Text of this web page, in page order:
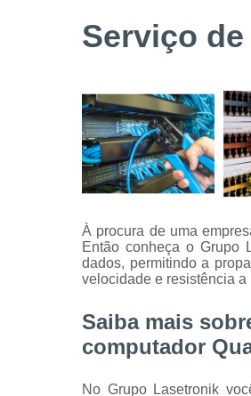
Serviço
À procura de uma
Então conheça o Grupo
dados, permitindo a
velocidade e resistência
Saiba mais
computador
No Grupo Lasetronik